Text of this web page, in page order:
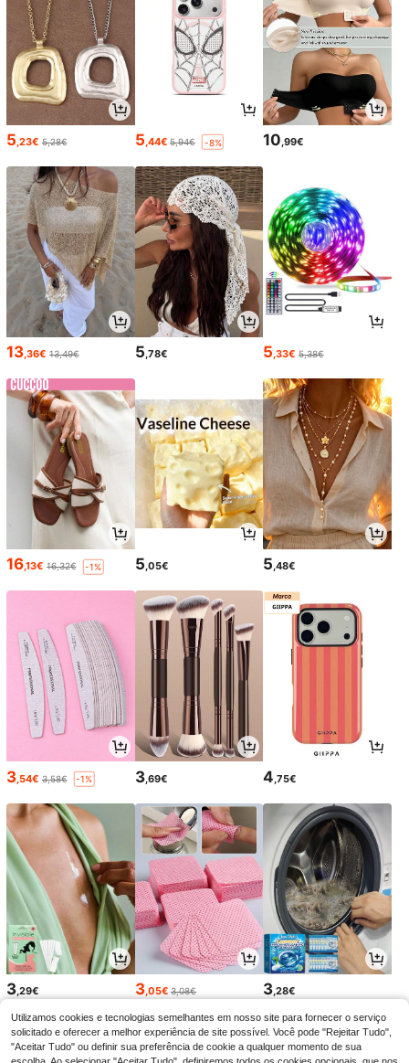
5 ,23€ 5,28€ 5 ,44€ 5,94€ -8% 10 ,99€
13,36€ 13,49€ 5,78€ 5,33€ 5,38€
16,13€ 16,32€ -1% 5,05€ 5,48€
3 ,54€ 3,58€ -1% 3,69€ 4 ,75€
3 ,29€ 3,05€ 3,08€ 3 ,28€
Utilizamos cookies e tecnologias semelhantes em nosso site para fornecer o serviço
solicitado e oferecer a melhor experiência de site possível. Você pode "Rejeitar Tudo",
"Aceitar Tudo" ou definir sua preferência de cookie a qualquer momento de sua